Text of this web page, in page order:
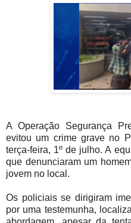
A Operação Segurança
evitou um crime grave no
terça-feira, 1º de julho. A
que denunciaram um
jovem no local.
Os policiais se dirigiram
por uma testemunha,